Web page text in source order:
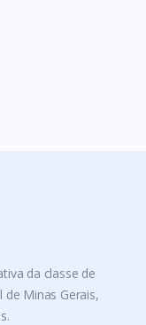
da classe de
de Minas Gerais,